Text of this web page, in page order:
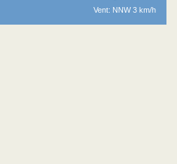
Vent: NNW 3 km/h